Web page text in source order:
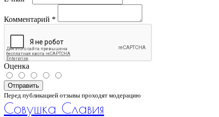
Комментарий *
Оценка
Отправить
Перед публикацией отзывы проходят модерацию
Совушка Славия